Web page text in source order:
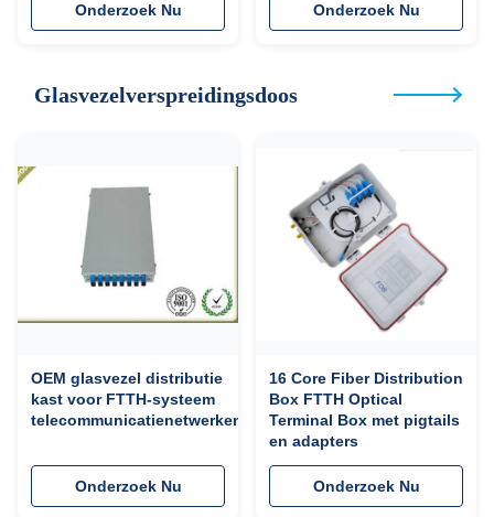
Onderzoek Nu Onderzoek Nu
Glasvezelverspreidingsdoos
OEM glasvezel distributie
kast voor FTTH-systeem
telecommunicatienetwerken
Onderzoek Nu
16 Core Fiber Distribution
Box FTTH Optical
Terminal Box met pigtails
en adapters
Onderzoek Nu